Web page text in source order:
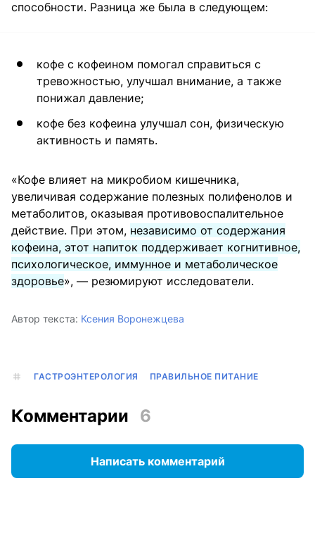
способности. Разница же была в следующем:
кофе с кофеином помогал справиться с
тревожностью, улучшал внимание, а также
понижал давление;
кофе без кофеина улучшал сон, физическую
активность и память.
«Кофе влияет на микробиом кишечника,
увеличивая содержание полезных полифенолов и
метаболитов, оказывая противовоспалительное
действие. При этом, независимо от содержания
кофеина, этот напиток поддерживает когнитивное,
психологическое, иммунное и метаболическое
здоровье», — резюмируют исследователи.
Автор текста: Ксения Воронежцева
ГАСТРОЭНТЕРОЛОГИЯ ПРАВИЛЬНОЕ ПИТАНИЕ
Комментарии 6
Написать комментарий